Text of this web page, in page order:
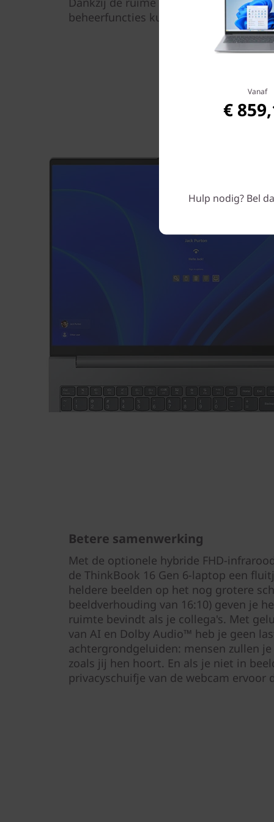
beheerfuncties kun je je dagelijkse
Betere samenwerking
Met de optionele hybride FHD-
de ThinkBook 16 Gen 6-laptop een
heldere beelden op het nog grotere
beeldverhouding van 16:10) geven je
ruimte bevindt als je collega's. Met
van AI en Dolby Audio™ heb je geen
achtergrondgeluiden: ​​mensen zullen
zoals jij hen hoort. En als je niet in
privacyschuifje van de webcam
Vanaf
€
Hulp nodig? Bel